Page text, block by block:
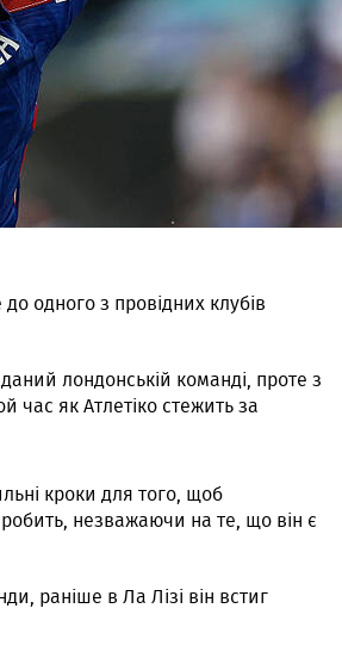
одного з провідних клубів
лондонській команді, проте з
час як Атлетіко стежить за
кроки для того, щоб
незважаючи на те, що він є
раніше в Ла Лізі він встиг